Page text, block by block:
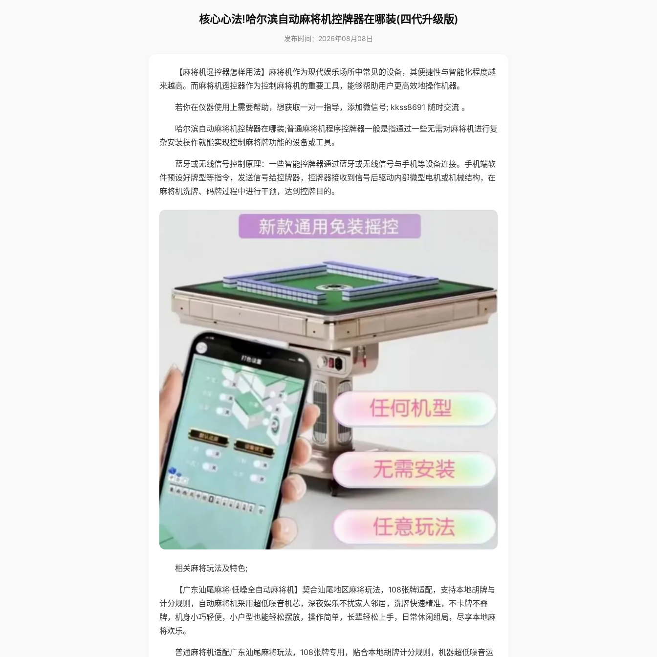
核心心法!哈尔滨自动麻将机控牌器在哪装(四代升级版)
发布时间：2026年08月08日
【麻将机遥控器怎样用法】麻将机作为现代娱乐场所中常见的设备，其便捷性与智能化程度越
来越高。而麻将机遥控器作为控制麻将机的重要工具，能够帮助用户更高效地操作机器。
若你在仪器使用上需要帮助，想获取一对一指导，添加微信号; kkss8691 随时交流 。
哈尔滨自动麻将机控牌器在哪装;普通麻将机程序控牌器一般是指通过一些无需对麻将机进行复
杂安装操作就能实现控制麻将牌功能的设备或工具。
蓝牙或无线信号控制原理：一些智能控牌器通过蓝牙或无线信号与手机等设备连接。手机端软
件预设好牌型等指令，发送信号给控牌器，控牌器接收到信号后驱动内部微型电机或机械结构，在
麻将机洗牌、码牌过程中进行干预，达到控牌目的。
相关麻将玩法及特色;
【广东汕尾麻将·低噪全自动麻将机】契合汕尾地区麻将玩法，108张牌适配，支持本地胡牌与
计分规则，自动麻将机采用超低噪音机芯，深夜娱乐不扰家人邻居，洗牌快速精准，不卡牌不叠
牌，机身小巧轻便，小户型也能轻松摆放，操作简单，长辈轻松上手，日常休闲组局，尽享本地麻
将欢乐。
普通麻将机适配广东汕尾麻将玩法，108张牌专用，贴合本地胡牌计分规则，机器超低噪音运